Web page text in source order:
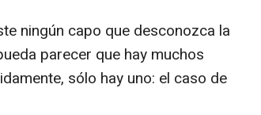
ningún capo que desconozca la
parecer que hay muchos
sólo hay uno: el caso de